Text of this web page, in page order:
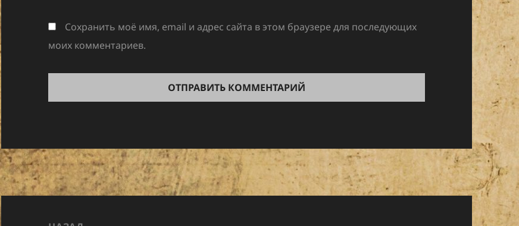
Сохранить моё имя, email и адрес сайта в этом браузере для последующих
моих комментариев.
Навигация